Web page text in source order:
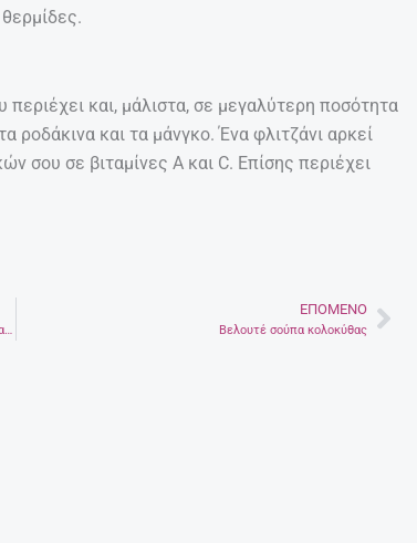
και, μάλιστα, σε μεγαλύτερη ποσότητα
ροδάκινα και τα μάνγκο. Ένα φλιτζάνι αρκεί
σου σε βιταμίνες A και C. Επίσης περιέχει
ΕΠΌΜΕΝΟ
Βελουτέ σούπα κολοκύθαςNext